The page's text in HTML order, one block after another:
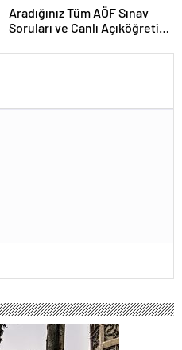
Aradığınız Tüm AÖF Sınav
Soruları ve Canlı Açıköğretim